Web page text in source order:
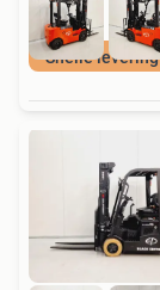
Snelle